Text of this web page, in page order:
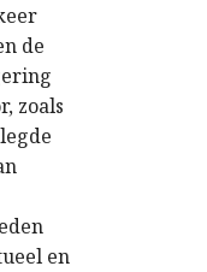
de
zoals
en